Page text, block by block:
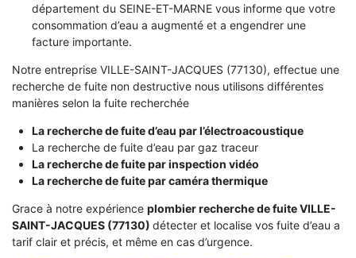
département du SEINE-ET-MARNE vous informe que votre
consommation d’eau a augmenté et a engendrer une
facture importante.
Notre entreprise VILLE-SAINT-JACQUES (77130), effectue une
recherche de fuite non destructive nous utilisons différentes
manières selon la fuite recherchée
La recherche de fuite d’eau par l’électroacoustique
La recherche de fuite d’eau par gaz traceur
La recherche de fuite par inspection vidéo
La recherche de fuite par caméra thermique
Grace à notre expérience plombier recherche de fuite VILLE-
SAINT-JACQUES (77130) détecter et localise vos fuite d’eau a
tarif clair et précis, et même en cas d’urgence.